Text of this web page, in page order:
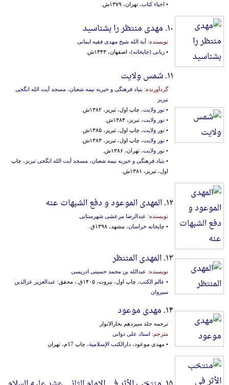
• احیاء کتاب، تهران، ۱۳۷۹ش.
۱۰. مهدی منتظر را بشناسید
نویسنده: آیة الله شیخ مهدی فقیه ایمانی
• ربانی (چاپخانه)، اصفهان، ۱۳۴۳ش.
۱۱. شمس ولایت
گردآورنده: بنیاد فرهنگی‌ و خیریه‌ نیمه‌ شعبان‌، مسجد آیت‌ الله‌ انگجی‌
تبریز
• نور ولایت، چاپ اول، تبریز، ۱۳۸۲ش.
• نور ولایت، تبریز، ۱۳۸۴ش.
• نور ولایت، چاپ اول، تبریز، ۱۳۸۵ش.
• نور ولایت، چاپ اول، تبریز، ۱۳۸۳ش.
• نور ولایت، تهران، ۱۳۸۶ش.
• بنیاد فرهنگی‌ و خیریه‌ نیمه‌ شعبان‌، مسجد آیت‌ الله‌ انگجی‌ تبریز ، چاپ
اول، تبریز، ۱۳۸۱ش.
۱۲. المهدی الموعود و دفع الشبهات عنه
نویسنده: عبدالرضا مرعشی شهرستانی
• چاپخانه خراسان، مشهد، ۱۳۹۸ق.
۱۳. المهدی المنتظر
نویسنده: عبدالله بن محمد حسینی ادریسی
• عالم الکتب، چاپ اول، بیروت، ۱۴۰۵ق.، محقق:
عبدالعزیز عزالدین
سیروان
۱۴. مهدی موعود
ترجمه جلد سیزدهم بحارالانوار
مترجم: استاد علی دوانی
• مهدی موعود، دارالکتب الإسلامیة، چاپ 17م، تهران